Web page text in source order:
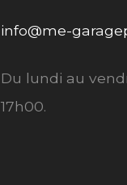
info@me-
Du lundi au
17h00.